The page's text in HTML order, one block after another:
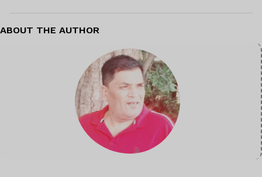
ABOUT THE AUTHOR